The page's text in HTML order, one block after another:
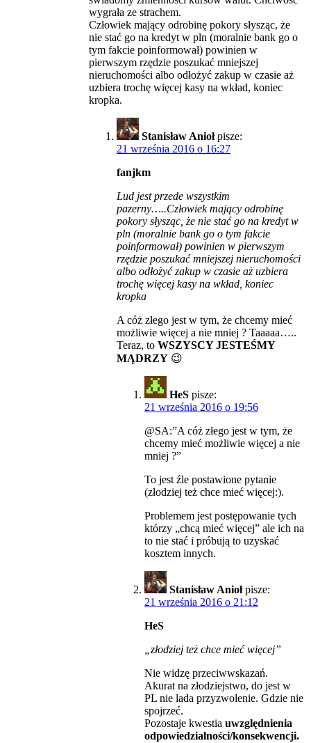
wygrała ze strachem.
Człowiek mający odrobinę pokory słysząc, że
nie stać go na kredyt w pln (moralnie bank go o
tym fakcie poinformował) powinien w
pierwszym rzędzie poszukać mniejszej
nieruchomości albo odłożyć zakup w czasie aż
uzbiera trochę więcej kasy na wkład, koniec
kropka.
Stanisław Anioł pisze:
21 września 2016 o 16:27
fanjkm
Lud jest przede wszystkim
pazerny…..Człowiek mający odrobinę
pokory słysząc, że nie stać go na kredyt w
pln (moralnie bank go o tym fakcie
poinformował) powinien w pierwszym
rzędzie poszukać mniejszej nieruchomości
albo odłożyć zakup w czasie aż uzbiera
trochę więcej kasy na wkład, koniec
kropka
A cóż złego jest w tym, że chcemy mieć
możliwie więcej a nie mniej ? Taaaaa…..
Teraz, to WSZYSCY JESTEŚMY
MĄDRZY 😉
HeS pisze:
21 września 2016 o 19:56
@SA:”A cóż złego jest w tym, że
chcemy mieć możliwie więcej a nie
mniej ?”
To jest źle postawione pytanie
(złodziej też chce mieć więcej:).
Problemem jest postępowanie tych
którzy „chcą mieć więcej” ale ich na
to nie stać i próbują to uzyskać
kosztem innych.
Stanisław Anioł pisze:
21 września 2016 o 21:12
HeS
„złodziej też chce mieć więcej”
Nie widzę przeciwwskazań.
Akurat na złodziejstwo, do jest w
PL nie lada przyzwolenie. Gdzie nie
spojrzeć.
Pozostaje kwestia uwzględnienia
odpowiedzialności/konsekwencji.